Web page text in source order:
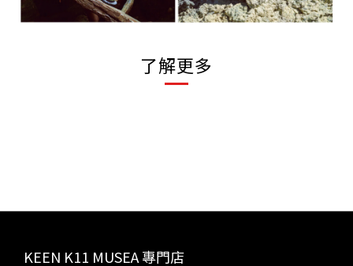
了解更多
KEEN K11 MUSEA 專門店